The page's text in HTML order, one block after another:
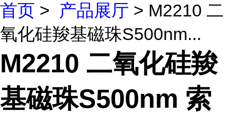
首页 > 产品展厅 > M2210 二
氧化硅羧基磁珠S500nm...
M2210 二氧化硅羧
基磁珠S500nm 索